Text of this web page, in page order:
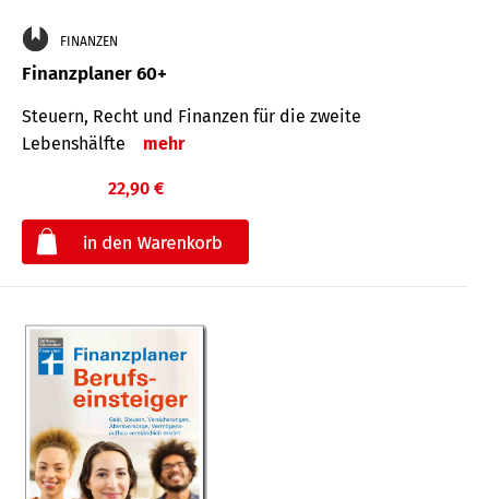
FINANZEN
Finanzplaner 60+
Steuern, Recht und Finanzen für die zweite
Lebenshälfte
mehr
22,90 €